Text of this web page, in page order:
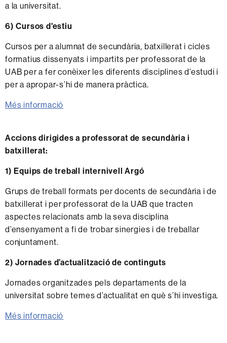
a la universitat.
6) Cursos d'estiu
Cursos per a alumnat de secundària, batxillerat i cicles
formatius dissenyats i impartits per professorat de la
UAB per a fer conèixer les diferents disciplines d’estudi i
per a apropar-s’hi de manera pràctica.
Més informació
Accions dirigides a professorat de secundària i
batxillerat:
1) Equips de treball internivell Argó
Grups de treball formats per docents de secundària i de
batxillerat i per professorat de la UAB que tracten
aspectes relacionats amb la seva disciplina
d’ensenyament a fi de trobar sinergies i de treballar
conjuntament.
2) Jornades d’actualització de continguts
Jornades organitzades pels departaments de la
universitat sobre temes d’actualitat en què s’hi investiga.
Més informació